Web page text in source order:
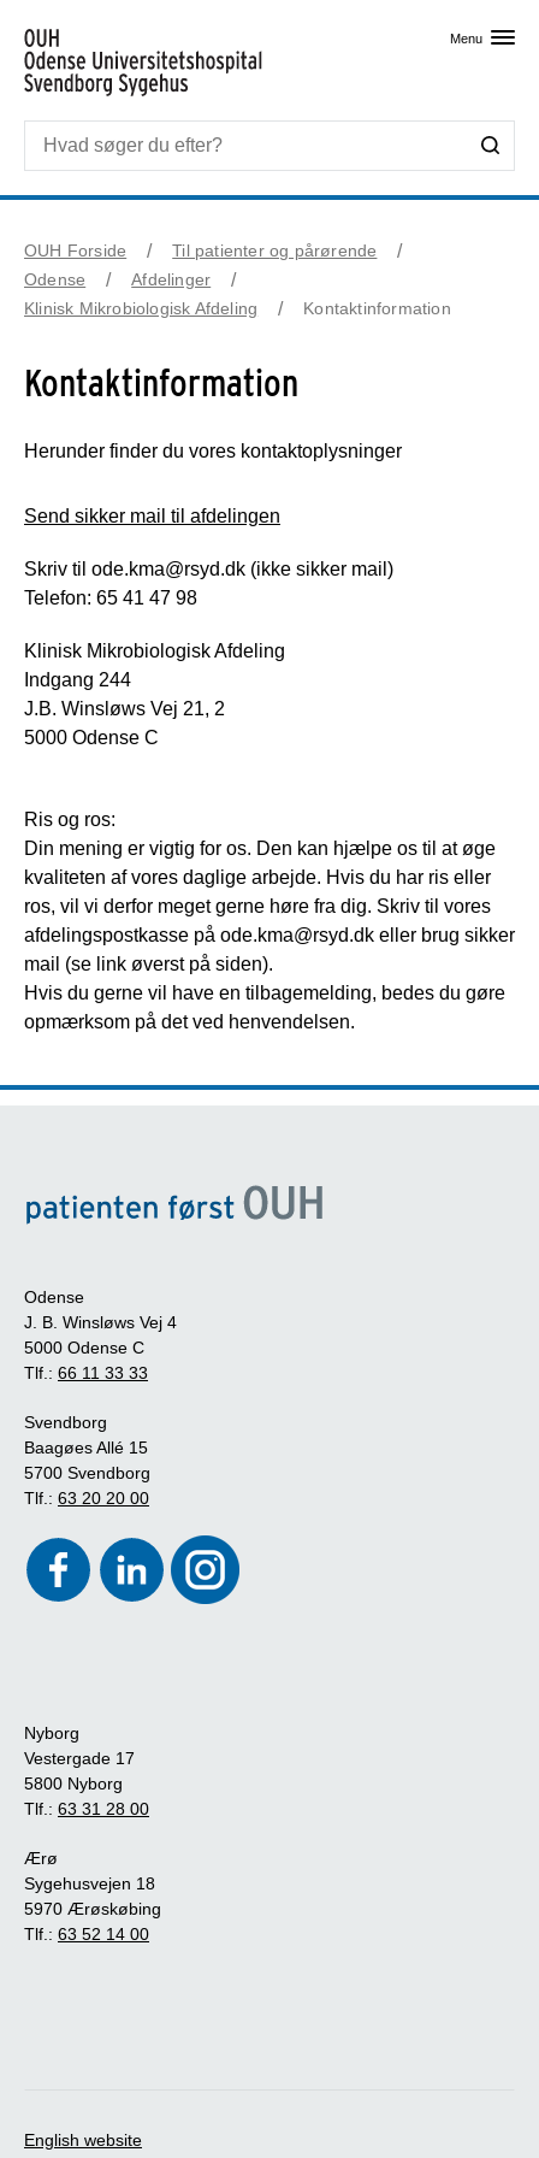
Menu
OUH Forside
Til patienter og pårørende
Odense
Afdelinger
Klinisk Mikrobiologisk Afdeling
Kontaktinformation
Kontaktinformation
Herunder finder du vores kontaktoplysninger
Send sikker mail til afdelingen
Skriv til ode.kma@rsyd.dk (ikke sikker mail)
Telefon: 65 41 47 98
Klinisk Mikrobiologisk Afdeling
Indgang 244
J.B. Winsløws Vej 21, 2
5000 Odense C
Ris og ros:
Din mening er vigtig for os. Den kan hjælpe os til at øge
kvaliteten af vores daglige arbejde. Hvis du har ris eller
ros, vil vi derfor meget gerne høre fra dig. Skriv til vores
afdelingspostkasse på ode.kma@rsyd.dk eller brug sikker
mail (se link øverst på siden).
Hvis du gerne vil have en tilbagemelding, bedes du gøre
opmærksom på det ved henvendelsen.
Odense
J. B. Winsløws Vej 4
5000 Odense C
Tlf.: 66 11 33 33
Svendborg
Baagøes Allé 15
5700 Svendborg
Tlf.: 63 20 20 00
Nyborg
Vestergade 17
5800 Nyborg
Tlf.: 63 31 28 00
Ærø
Sygehusvejen 18
5970 Ærøskøbing
Tlf.: 63 52 14 00
English website